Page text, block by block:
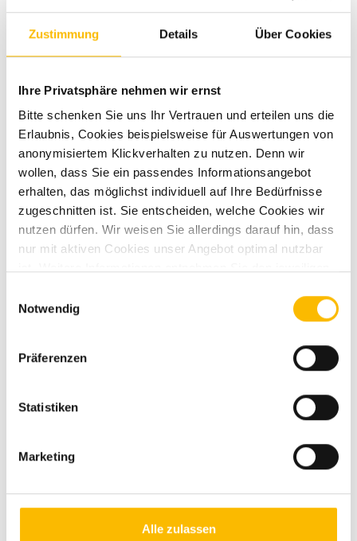
Zustimmung Details Über Cookies
Ihre Privatsphäre nehmen wir ernst
Bitte schenken Sie uns Ihr Vertrauen und erteilen uns die
Erlaubnis, Cookies beispielsweise für Auswertungen von
anonymisiertem Klickverhalten zu nutzen. Denn wir
wollen, dass Sie ein passendes Informationsangebot
erhalten, das möglichst individuell auf Ihre Bedürfnisse
zugeschnitten ist. Sie entscheiden, welche Cookies wir
nutzen dürfen. Wir weisen Sie allerdings darauf hin, dass
nur mit aktiven Cookies unser Angebot optimal nutzbar
Notwendig
Präferenzen
Statistiken
Marketing
Alle zulassen
Fahrzeughöhe 258 cm
Aufbauart
Techn. zul. Gesamtgewicht 3.500 kg
Kraftstoff Diesel
Getriebe Schaltgetriebe
Motordetails 2,2 l BlueHDI
Anzahl der Achsen
Antriebsart Frontantrieb
Schadstoffnorm
Umweltplakette